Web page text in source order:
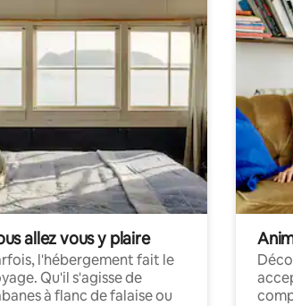
allez vous y plaire
l'hébergement fait le
Qu'il s'agisse de
à flanc de falaise ou